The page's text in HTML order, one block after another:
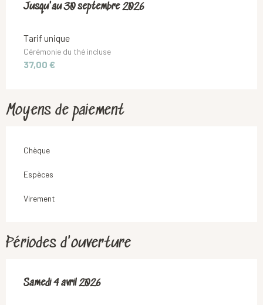
Du1 mars 2026au30 septembre 2026
Jusqu'au30 septembre 2026
Tarif unique
Cérémonie du thé incluse
37,00 €
Moyens de paiement
Chèque
Espèces
Virement
Périodes d'ouverture
Samedi 4 avril 2026
Samedi 4 avril 2026